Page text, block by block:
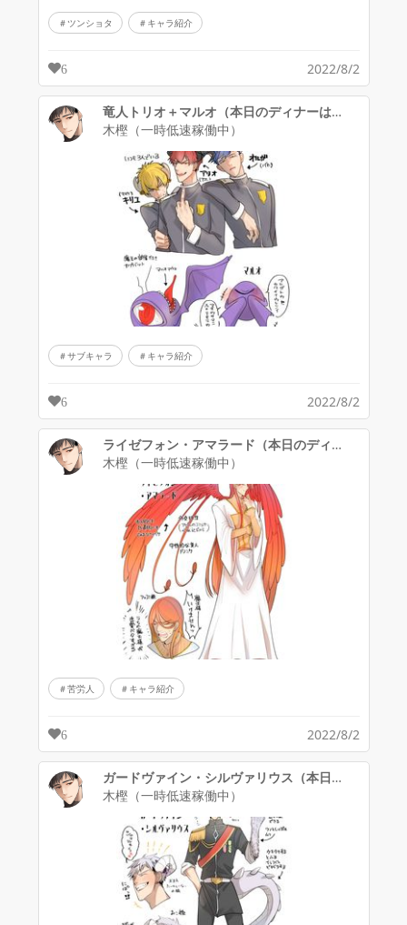
ツンショタ キャラ紹介
6 2022/8/2
竜人トリオ＋マルオ（本日のディナーは勇者さんです。）
木樫（一時低速稼働中）
サブキャラ キャラ紹介
6 2022/8/2
ライゼフォン・アマラード（本日のディナーは勇者さんです。）
木樫（一時低速稼働中）
苦労人 キャラ紹介
6 2022/8/2
ガードヴァイン・シルヴァリウス（本日のディナーは勇者さんです。）
木樫（一時低速稼働中）